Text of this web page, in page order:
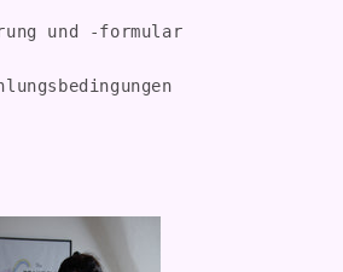
und -formular